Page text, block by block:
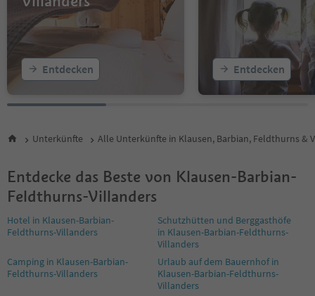
Entdecken Entdecken
Unterkünfte Alle Unterkünfte in Klausen, Barbian, Feldthurns &
Entdecke das Beste von Klausen-Barbian-
Feldthurns-Villanders
Hotel in Klausen-Barbian-
Feldthurns-Villanders
Schutzhütten und Berggasthöfe
in Klausen-Barbian-Feldthurns-
Villanders
Camping in Klausen-Barbian-
Feldthurns-Villanders
Urlaub auf dem Bauernhof in
Klausen-Barbian-Feldthurns-
Villanders